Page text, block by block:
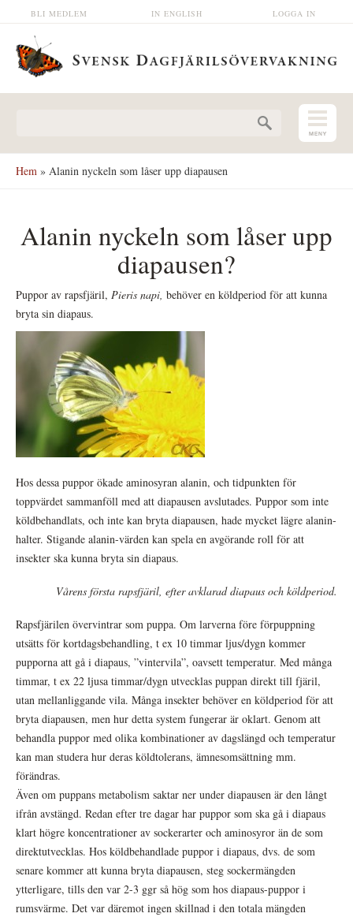
Hoppa till huvudinnehåll LOGGA IN
IN ENGLISH
BLI MEDLEM
Hem » Alanin nyckeln som låser upp diapausen
Alanin nyckeln som låser upp
diapausen?
Puppor av rapsfjäril, Pieris napi, behöver en köldperiod för att kunna
bryta sin diapaus.
Hos dessa puppor ökade aminosyran alanin, och tidpunkten för
toppvärdet sammanföll med att diapausen avslutades. Puppor som inte
köldbehandlats, och inte kan bryta diapausen, hade mycket lägre alanin-
halter. Stigande alanin-värden kan spela en avgörande roll för att
insekter ska kunna bryta sin diapaus.
Vårens första rapsfjäril, efter avklarad diapaus och köldperiod.
Rapsfjärilen övervintrar som puppa. Om larverna före förpuppning
utsätts för kortdagsbehandling, t ex 10 timmar ljus/dygn kommer
pupporna att gå i diapaus, ”vintervila”, oavsett temperatur. Med många
timmar, t ex 22 ljusa timmar/dygn utvecklas puppan direkt till fjäril,
utan mellanliggande vila. Många insekter behöver en köldperiod för att
bryta diapausen, men hur detta system fungerar är oklart. Genom att
behandla puppor med olika kombinationer av dagslängd och temperatur
kan man studera hur deras köldtolerans, ämnesomsättning mm.
förändras.
Även om puppans metabolism saktar ner under diapausen är den långt
ifrån avstängd. Redan efter tre dagar har puppor som ska gå i diapaus
klart högre koncentrationer av sockerarter och aminosyror än de som
direktutvecklas. Hos köldbehandlade puppor i diapaus, dvs. de som
senare kommer att kunna bryta diapausen, steg sockermängden
ytterligare, tills den var 2-3 ggr så hög som hos diapaus-puppor i
rumsvärme. Det var däremot ingen skillnad i den totala mängden